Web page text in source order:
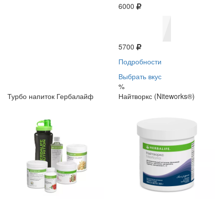
6000
5700
Подробности
Выбрать вкус
%
Турбо напиток Гербалайф
Найтворкс (Niteworks®)